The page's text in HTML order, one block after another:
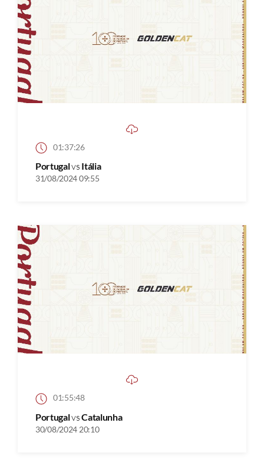
01:37:26
Portugalvs Itália
31/08/2024 09:55
01:55:48
PortugalvsCatalunha
30/08/2024 20:10